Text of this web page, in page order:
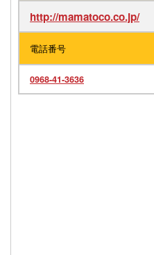
http://mamatoco.co.jp/
電話番号
0968-41-3636